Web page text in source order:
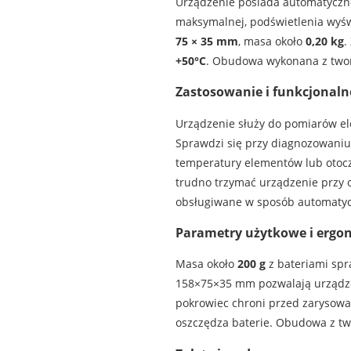
maksymalnej, podświetlenia
75 × 35 mm, masa około 0,20 kg.
+50°C. Obudowa wykonana z
Zastosowanie i
Urządzenie służy do pomiarów
Sprawdzi się przy
temperatury elementów lub
trudno trzymać urządzenie przy
obsługiwane w sposób
Parametry użytkowe i
Masa około 200 gz bateriami
158×75×35 mm pozwalają
pokrowiec chroni przed
oszczędza baterie. Obudowa z